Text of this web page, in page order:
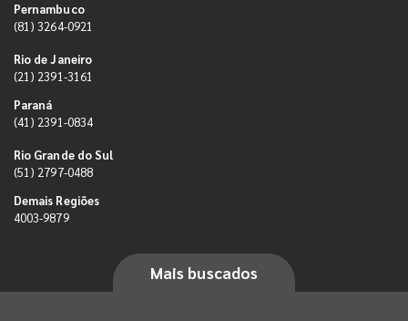
Pernambuco
(81) 3264-0921
Rio de Janeiro
(21) 2391-3161
Paraná
(41) 2391-0834
Rio Grande do Sul
(51) 2797-0488
Demais Regiões
4003-9879
Mais buscados